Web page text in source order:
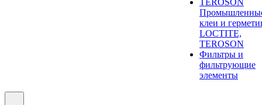
клеи и
LOCTITE,
TEROSON
Фильтры и
фильтрующие
элементы